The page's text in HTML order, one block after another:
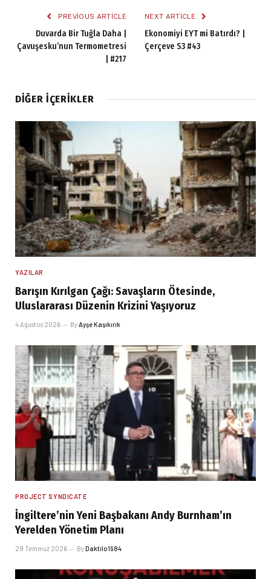
PREVIOUS ARTICLE
Duvarda Bir Tuğla Daha |
Çavuşesku’nun Termometresi
| #217
NEXT ARTICLE
Ekonomiyi EYT mi Batırdı? |
Çerçeve S3 #43
DIĞER İÇERIKLER
YAZILAR
Barışın Kırılgan Çağı: Savaşların Ötesinde,
Uluslararası Düzenin Krizini Yaşıyoruz
4 Ağustos 2026 ByAyşe Kaşıkırık
PROJECT SYNDICATE
İngiltere’nin Yeni Başbakanı Andy Burnham’ın
Yerelden Yönetim Planı
29 Temmuz 2026 ByDaktilo1984